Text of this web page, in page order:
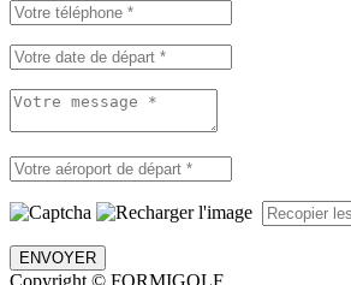
ENVOYER
Copyright © FORMIGOLF